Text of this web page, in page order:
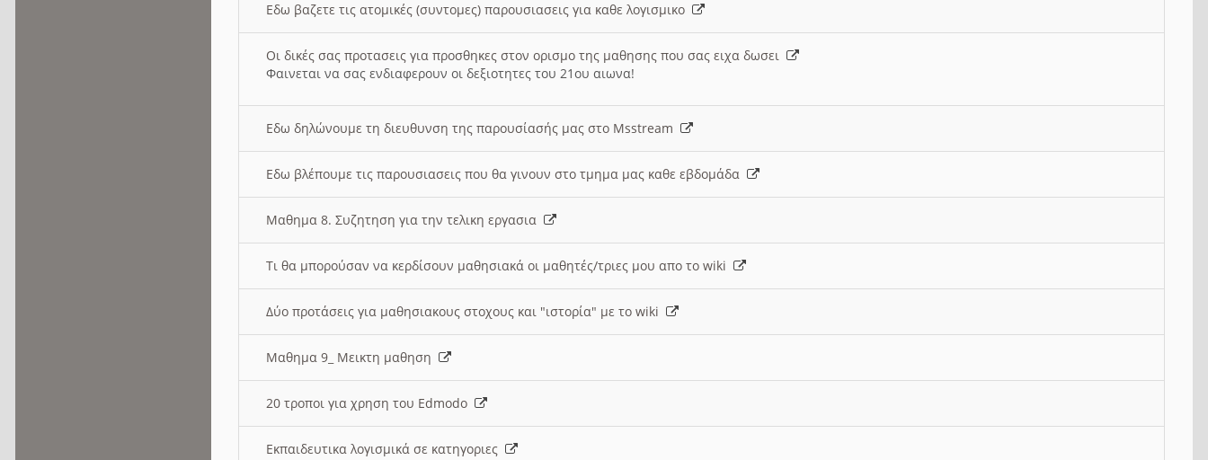
Εδω βαζετε τις ατομικές (συντομες) παρουσιασεις για καθε λογισμικο
Οι δικές σας προτασεις για προσθηκες στον ορισμο της μαθησης που σας ειχα δωσει
Φαινεται να σας ενδιαφερουν οι δεξιοτητες του 21ου αιωνα!
Εδω δηλώνουμε τη διευθυνση της παρουσίασής μας στο Msstream
Εδω βλέπουμε τις παρουσιασεις που θα γινουν στο τμημα μας καθε εβδομάδα
Μαθημα 8. Συζητηση για την τελικη εργασια
Τι θα μπορούσαν να κερδίσουν μαθησιακά οι μαθητές/τριες μου απο το wiki
Δύο προτάσεις για μαθησιακους στοχους και "ιστορία" με το wiki
Μαθημα 9_ Μεικτη μαθηση
20 τροποι για χρηση του Edmodo
Εκπαιδευτικα λογισμικά σε κατηγοριες